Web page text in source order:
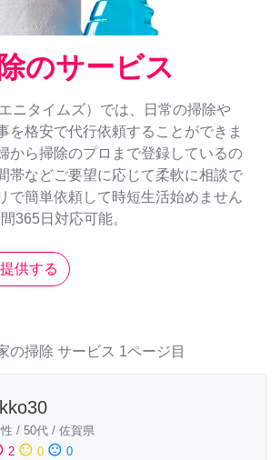
のサービス
ニタイムズ）では、日常の掃除や
を格安で代行依頼することができま
から掃除のプロまで登録しているの
帯などご要望に応じて柔軟に相談で
で簡単依頼して時短生活始めません
365日対応可能。
供する
の掃除 サービス 1ページ目
/ 50代 / 佐賀県
2 sentiment_neutral 0 sentiment_dissatisfied 0